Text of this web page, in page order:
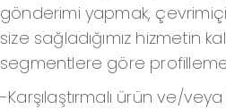
gönderimi yapmak, çevrimiçi
size sağladığımız hizmetin
segmentlere göre
-Karşılaştırmalı ürün ve/